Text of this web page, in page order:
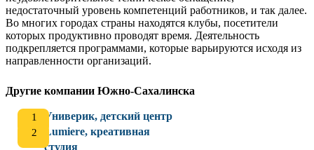
недостаточный уровень компетенций работников, и так далее.
Во многих городах страны находятся клубы, посетители
которых продуктивно проводят время. Деятельность
подкрепляется программами, которые варьируются исходя из
направленности организаций.
Другие компании Южно-Сахалинска
Универик, детский центр
Lumiere, креативная
студия